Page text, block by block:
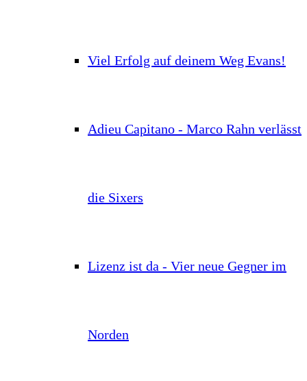
Viel Erfolg auf deinem Weg Evans!
Adieu Capitano - Marco Rahn verlässt
die Sixers
Lizenz ist da - Vier neue Gegner im
Norden